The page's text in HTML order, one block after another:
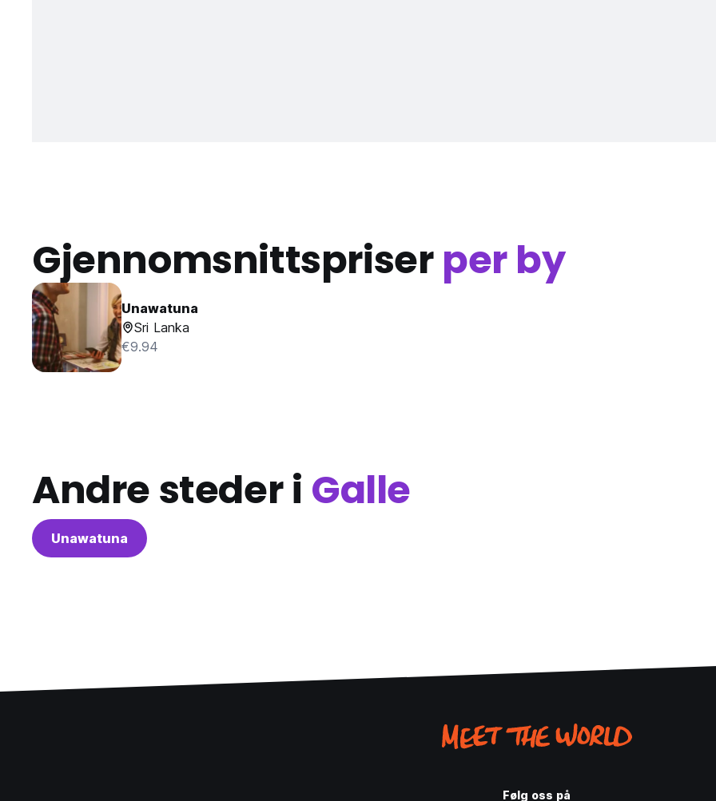
Gjennomsnittspriserper by
Unawatuna
Sri Lanka
€9.94
Andre steder i Galle
Unawatuna
Følg oss på